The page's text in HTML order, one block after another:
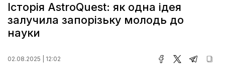
Історія AstroQuest: як одна ідея
залучила запорізьку молодь до
науки
02.08.2025 | 12:02